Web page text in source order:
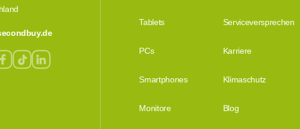
Tablets Serviceversprechen
PCs Karriere
Smartphones Klimaschutz
Monitore Blog